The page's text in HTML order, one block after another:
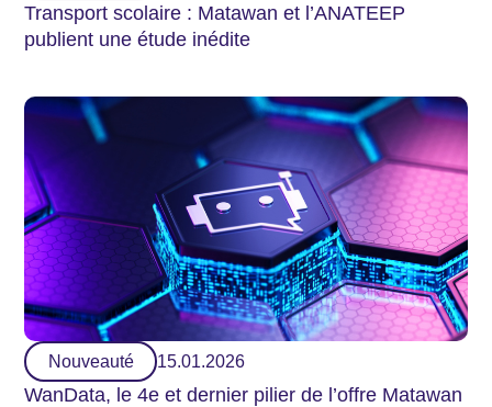
Transport scolaire : Matawan et l’ANATEEP
publient une étude inédite
Nouveauté 15.01.2026
WanData, le 4e et dernier pilier de l’offre Matawan